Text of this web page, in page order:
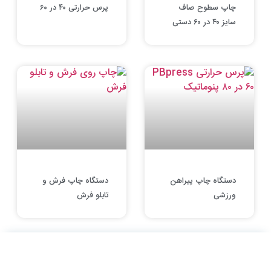
چاپ سطوح صاف
سایز ۴۰ در ۶۰ دستی
پرس حرارتی ۴۰ در ۶۰
دستگاه چاپ پیراهن
ورزشی
دستگاه چاپ فرش و
تابلو فرش